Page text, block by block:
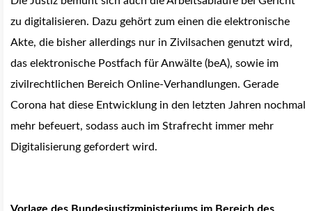
zu digitalisieren. Dazu gehört zum einen die elektronische
Akte, die bisher allerdings nur in Zivilsachen genutzt wird,
das elektronische Postfach für Anwälte (beA), sowie im
zivilrechtlichen Bereich Online-Verhandlungen. Gerade
Corona hat diese Entwicklung in den letzten Jahren nochmal
mehr befeuert, sodass auch im Strafrecht immer mehr
Digitalisierung gefordert wird.